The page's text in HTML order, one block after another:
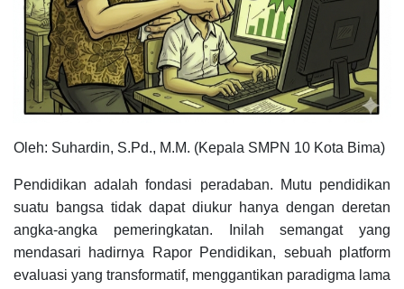
Oleh: Suhardin, S.Pd., M.M. (Kepala SMPN 10 Kota Bima)
Pendidikan adalah fondasi peradaban. Mutu pendidikan
suatu bangsa tidak dapat diukur hanya dengan deretan
angka-angka pemeringkatan. Inilah semangat yang
mendasari hadirnya Rapor Pendidikan, sebuah platform
evaluasi yang transformatif, menggantikan paradigma lama